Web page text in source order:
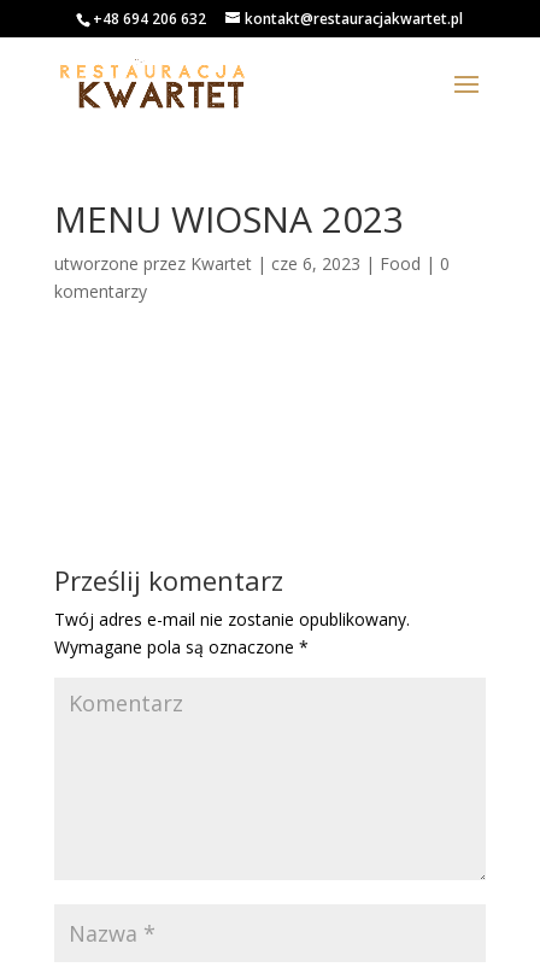
+48 694 206 632 kontakt@restauracjakwartet.pl
MENU WIOSNA 2023
utworzone przez Kwartet| cze 6, 2023 | Food | 0
komentarzy
Prześlij komentarz
Twój adres e-mail nie zostanie opublikowany.
Wymagane pola są oznaczone *